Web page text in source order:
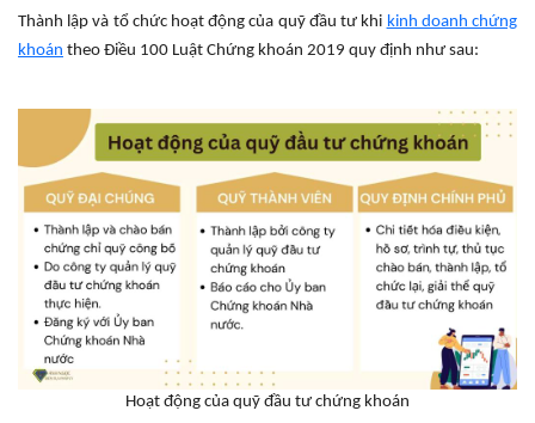
Thành lập và tổ chức hoạt động của quỹ đầu tư khi kinh doanh chứng
khoán theo Điều 100 Luật Chứng khoán 2019 quy định như sau:
Hoạt động của quỹ đầu tư chứng khoán